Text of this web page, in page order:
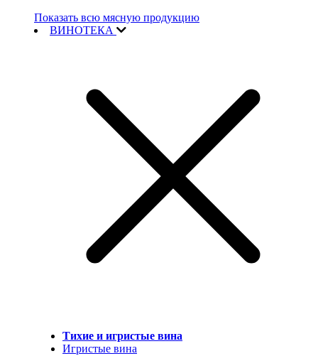
Показать всю мясную продукцию
ВИНОТЕКА
Тихие и игристые вина
Игристые вина